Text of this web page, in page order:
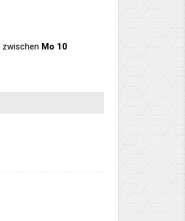
zwischen Mo 10